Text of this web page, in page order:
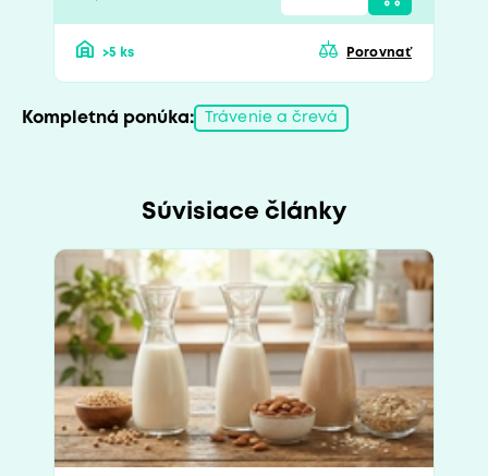
>5 ks Porovnať
Kompletná ponúka: Trávenie a črevá
Súvisiace články